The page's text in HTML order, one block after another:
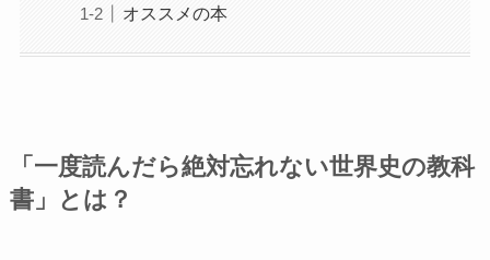
オススメの本
「一度読んだら絶対忘れない世界史の教科
書」とは？